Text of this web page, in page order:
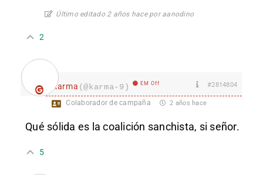
Último editado 2 años hace por aanodino
2
karma (@karma-9) EM Off #2814804
Colaborador de campaña 2 años hace
Qué sólida es la coalición sanchista, si señor.
5